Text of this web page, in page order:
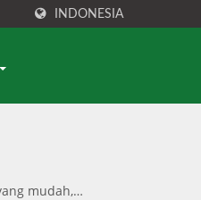
INDONESIA
mudah,